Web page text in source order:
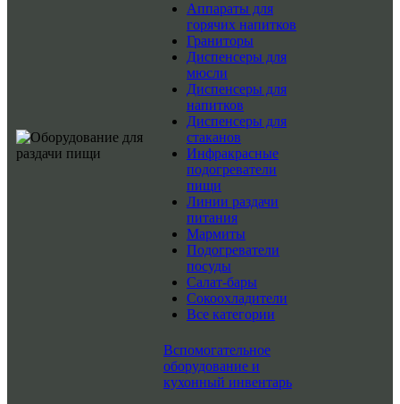
Аппараты для
горячих напитков
Граниторы
Диспенсеры для
мюсли
Диспенсеры для
напитков
Диспенсеры для
стаканов
Инфракрасные
подогреватели
пищи
Линии раздачи
питания
Мармиты
Подогреватели
посуды
Салат-бары
Сокоохладители
Все категории
Вспомогательное
оборудование и
кухонный инвентарь